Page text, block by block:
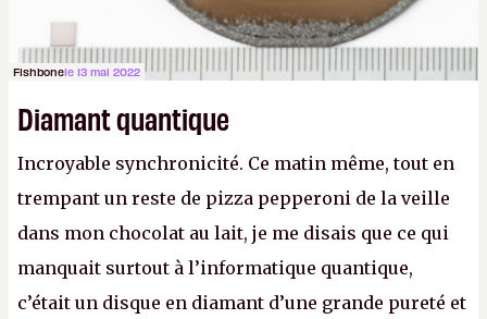
Fishbonele 13 mai 2022
Diamant quantique
Incroyable synchronicité. Ce matin même, tout en
trempant un reste de pizza pepperoni de la veille
dans mon chocolat au lait, je me disais que ce qui
manquait surtout à l’informatique quantique,
c’était un disque en diamant d’une grande pureté et